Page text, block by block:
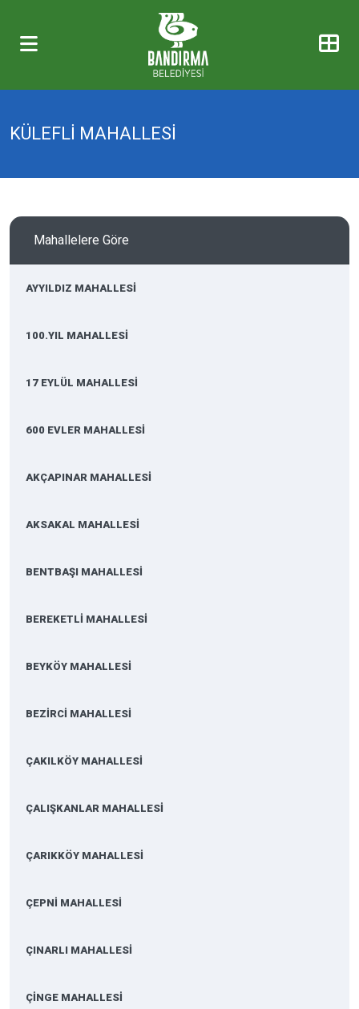
KÜLEFLİ MAHALLESİ
Mahallelere Göre
AYYILDIZ MAHALLESİ
100.YIL MAHALLESİ
17 EYLÜL MAHALLESİ
600 EVLER MAHALLESİ
AKÇAPINAR MAHALLESİ
AKSAKAL MAHALLESİ
BENTBAŞI MAHALLESİ
BEREKETLİ MAHALLESİ
BEYKÖY MAHALLESİ
BEZİRCİ MAHALLESİ
ÇAKILKÖY MAHALLESİ
ÇALIŞKANLAR MAHALLESİ
ÇARIKKÖY MAHALLESİ
ÇEPNİ MAHALLESİ
ÇINARLI MAHALLESİ
ÇİNGE MAHALLESİ